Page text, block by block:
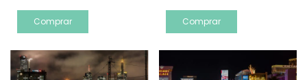
Comprar Comprar